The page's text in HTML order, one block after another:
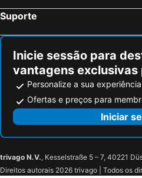
Suporte
Inicie sessão para
vantagens exclusivas
Personalize a sua experiência
Ofertas e preços para
Iniciar
trivago N.V., Kesselstraße 5 – 7, 40221
Direitos autorais 2026 trivago | Todos os